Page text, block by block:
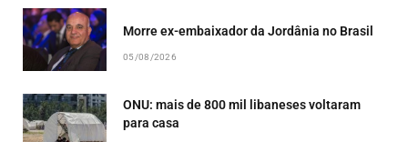
Morre ex-embaixador da Jordânia no Brasil
05/08/2026
ONU: mais de 800 mil libaneses voltaram
para casa